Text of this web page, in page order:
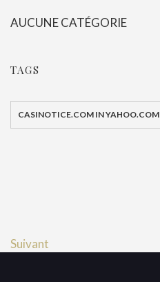
AUCUNE CATÉGORIE
TAGS
CASINOTICE.COM IN YAHOO.COM
Suivant